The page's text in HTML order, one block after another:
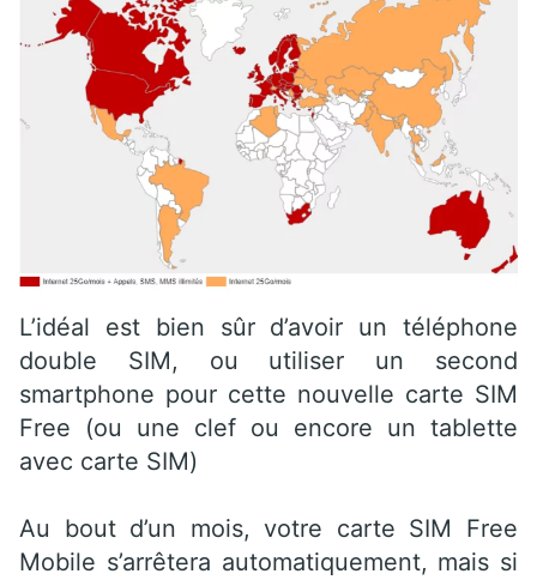
L’idéal est bien sûr d’avoir un téléphone
double SIM, ou utiliser un second
smartphone pour cette nouvelle carte SIM
Free (ou une clef ou encore un tablette
avec carte SIM)
Au bout d’un mois, votre carte SIM Free
Mobile s’arrêtera automatiquement, mais si